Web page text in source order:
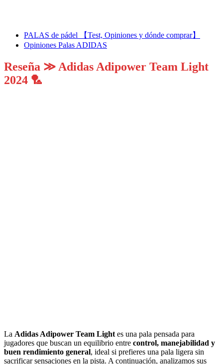
PALAS de pádel 【Test, Opiniones y dónde comprar】
Opiniones Palas ADIDAS
Reseña ≫ Adidas Adipower Team Light
2024 🏸
La Adidas Adipower Team Light es una pala pensada para
jugadores que buscan un equilibrio entre control, manejabilidad y
buen rendimiento general, ideal si prefieres una pala ligera sin
sacrificar sensaciones en la pista. A continuación, analizamos sus